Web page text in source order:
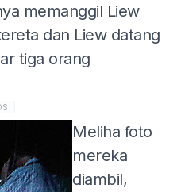
memanggil Liew
dan Liew datang
tiga orang
Meliha foto
mereka
diambil,